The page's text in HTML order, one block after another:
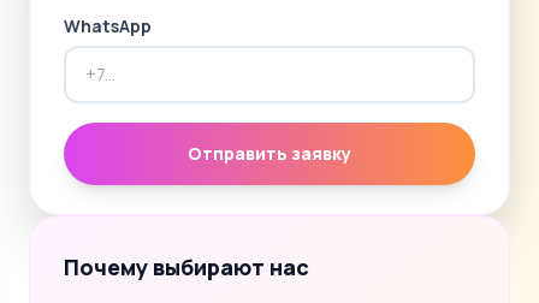
WhatsApp
Отправить заявку
Почему выбирают нас